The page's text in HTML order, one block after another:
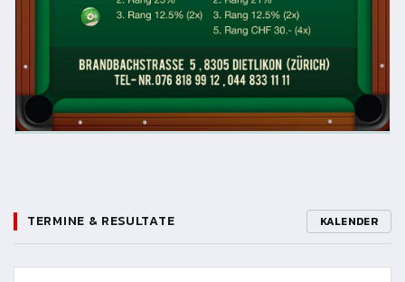
TERMINE & RESULTATE KALENDER